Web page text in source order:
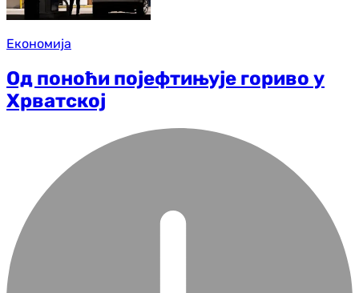
Економија
Од поноћи појефтињује гориво у
Хрватској